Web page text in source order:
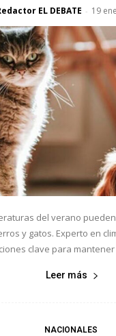
EL DEBATE - 19
del verano
y gatos. Experto en
clave para
Leer más
NACIONALES